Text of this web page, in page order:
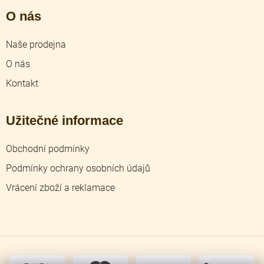
O nás
Naše prodejna
O nás
Kontakt
Užitečné informace
Obchodní podmínky
Podmínky ochrany osobních údajů
Vrácení zboží a reklamace